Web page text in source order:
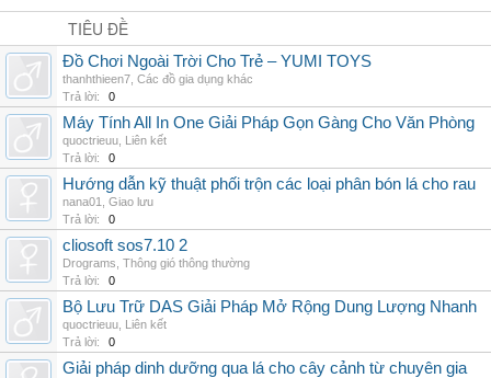
TIÊU ĐỀ
Đồ Chơi Ngoài Trời Cho Trẻ – YUMI TOYS
thanhthieen7 Các đồ gia dụng khác
Trả lời:
0
Máy Tính All In One Giải Pháp Gọn Gàng Cho Văn Phòng
quoctrieuu Liên kết
Trả lời:
0
Hướng dẫn kỹ thuật phối trộn các loại phân bón lá cho rau
nana01
Giao lưu
Trả lời:
0
cliosoft sos7.10 2
Drograms Thông gió thông thường
Trả lời:
0
Bộ Lưu Trữ DAS Giải Pháp Mở Rộng Dung Lượng Nhanh
quoctrieuu Liên kết
Trả lời:
0
Giải pháp dinh dưỡng qua lá cho cây cảnh từ chuyên gia